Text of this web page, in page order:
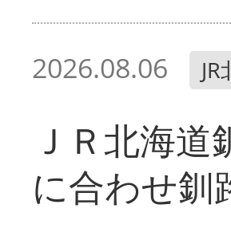
2026.08.06
ＪＲ北海
に合わせ釧